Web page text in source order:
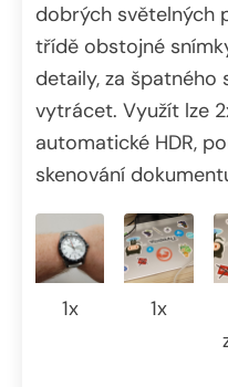
dobrých světelných
třídě obstojné
detaily, za špatného
vytrácet. Využít lze
automatické HDR,
skenování
1x 1x